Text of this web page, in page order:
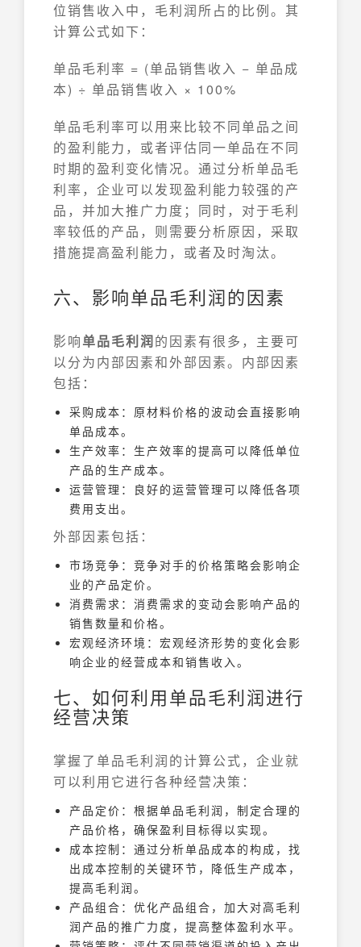
位销售收入中，毛利润所占的比例。其
计算公式如下：
单品毛利率 = (单品销售收入 − 单品成
本) ÷ 单品销售收入 × 100%
单品毛利率可以用来比较不同单品之间
的盈利能力，或者评估同一单品在不同
时期的盈利变化情况。通过分析单品毛
利率，企业可以发现盈利能力较强的产
品，并加大推广力度；同时，对于毛利
率较低的产品，则需要分析原因，采取
措施提高盈利能力，或者及时淘汰。
六、影响单品毛利润的因素
影响单品毛利润的因素有很多，主要可
以分为内部因素和外部因素。内部因素
包括：
采购成本：原材料价格的波动会直接影响
单品成本。
生产效率：生产效率的提高可以降低单位
产品的生产成本。
运营管理：良好的运营管理可以降低各项
费用支出。
外部因素包括：
市场竞争：竞争对手的价格策略会影响企
业的产品定价。
消费需求：消费需求的变动会影响产品的
销售数量和价格。
宏观经济环境：宏观经济形势的变化会影
响企业的经营成本和销售收入。
七、如何利用单品毛利润进行
经营决策
掌握了单品毛利润的计算公式，企业就
可以利用它进行各种经营决策：
产品定价：根据单品毛利润，制定合理的
产品价格，确保盈利目标得以实现。
成本控制：通过分析单品成本的构成，找
出成本控制的关键环节，降低生产成本，
提高毛利润。
产品组合：优化产品组合，加大对高毛利
润产品的推广力度，提高整体盈利水平。